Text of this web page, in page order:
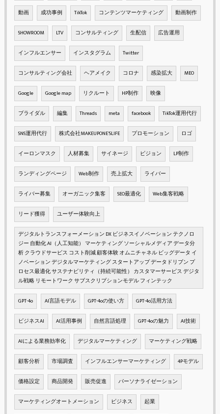
動画 成功事例 TikTok コンテンツマーケティング 動画制作
SHOWROOM LTV コンサルティング 生配信 広告運用
インフルエンサー インスタグラム Twitter
コンサルティング会社 ヘアメイク コロナ 感染拡大 MEO
Google Google map リクルート HP制作 映像
ブライダル 編集 Threads meta facebook TikTok運用代行
SNS運用代行 株式会社MAKEUPONE'SLIFE プロモーション ロゴ
イーロンマスク 人材募集 サイネージ ビジョン LP制作
ランディングページ Web制作 売上拡大 ライバー
ライバー募集 オーガニック集客 SEO最適化 Web集客戦略
リード獲得 ユーザー体験向上
デジタルトランスフォーメーション DX ビジネスイノベーション テクノロ
ジー 自動化 AI（人工知能） マーケティング ソーシャルメディア データ分
析 クラウドサービス コスト削減 顧客体験 オムニチャネル ビッグデータ イ
ノベーション デジタルマーケティング スタートアップ データドリブン プ
ロセス最適化 サステナビリティ（持続可能性） カスタマーサービス デジタ
ル戦略 リモートワーク サブスクリプションモデル フィンテック
GPT-4o AI言語モデル GPT-4oの使い方 GPT-4o活用方法
ビジネスAI AI活用事例 自然言語処理 GPT-4oの魅力 AI技術
AIによる業務効率化 デジタルマーケティング マーケティング戦略
顧客分析 市場調査 インフルエンサーマーケティング 4Pモデル
価格設定 商品開発 販売促進 パーソナライゼーション
マーケティングオートメーション ビジネス 起業